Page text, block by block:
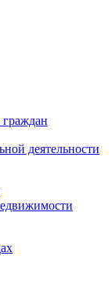
деятельности